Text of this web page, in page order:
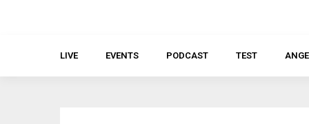
LIVE EVENTS PODCAST TEST